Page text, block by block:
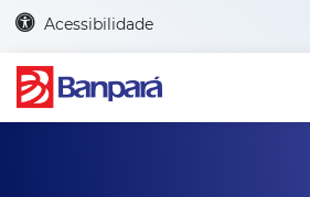
Acessibilidade